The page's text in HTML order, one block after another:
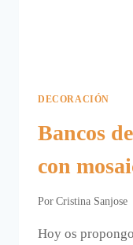
DECORACIÓN
Bancos
con
Por Cristina Sanjose
Hoy os